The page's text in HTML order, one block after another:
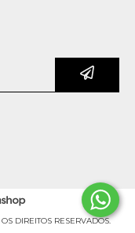
DIREITOS RESERVADOS.